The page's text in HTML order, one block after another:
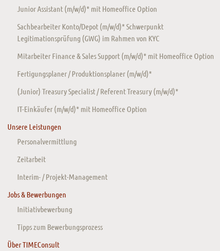
Junior Assistant (m/w/d)* mit Homeoffice Option
Sachbearbeiter Konto/Depot (m/w/d)* Schwerpunkt
Legitimationsprüfung (GWG) im Rahmen von KYC
Mitarbeiter Finance & Sales Support (m/w/d)* mit Homeoffice Option
Fertigungsplaner / Produktionsplaner (m/w/d)*
(Junior) Treasury Specialist / Referent Treasury (m/w/d)*
IT-Einkäufer (m/w/d)* mit Homeoffice Option
Unsere Leistungen
Personalvermittlung
Zeitarbeit
Interim- / Projekt-Management
Jobs & Bewerbungen
Initiativbewerbung
Tipps zum Bewerbungsprozess
Über TIMEConsult